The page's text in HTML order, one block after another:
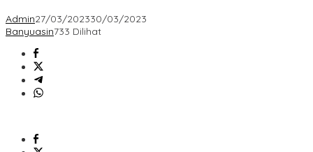
Admin27/03/202330/03/2023
Banyuasin733 Dilihat